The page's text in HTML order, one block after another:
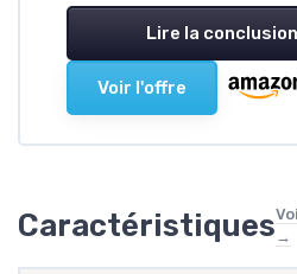
Lire la
Voir l'offre
Caractéristiques →